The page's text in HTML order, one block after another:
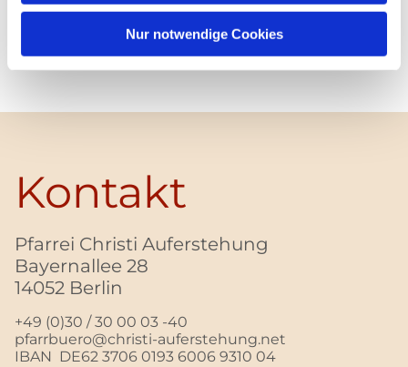
Nur notwendige Cookies
Kontakt
Pfarrei Christi Auferstehung
Bayernallee 28
14052 Berlin
+49 (0)30 / 30 00 03 -40
pfarrbuero@christi-auferstehung.net
IBAN DE62 3706 0193 6006 9310 04